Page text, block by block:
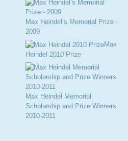
Max Heindel’s Memorial Prize -
2009
Max
Heindel 2010 Prize
Max Heindel Memorial
Scholarship and Prize Winners
2010-2011